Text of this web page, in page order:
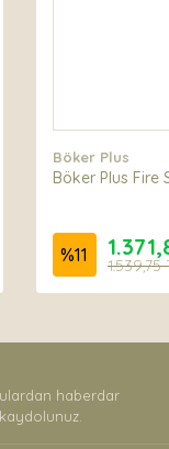
Böker Plus
Böker Plus Fire
%11 1.539,75
haberdar